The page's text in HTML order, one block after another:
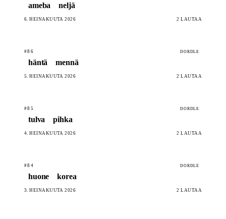
ameba neljä
6. HEINÄKUUTA 2026 2 LAUTAA
#86 DORDLE
häntä mennä
5. HEINÄKUUTA 2026 2 LAUTAA
#85 DORDLE
tulva pihka
4. HEINÄKUUTA 2026 2 LAUTAA
#84 DORDLE
huone korea
3. HEINÄKUUTA 2026 2 LAUTAA